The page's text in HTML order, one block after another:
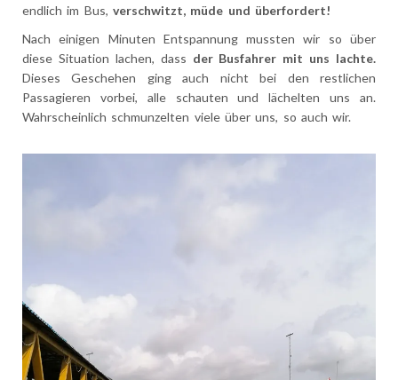
endlich im Bus, verschwitzt, müde und überfordert!
Nach einigen Minuten Entspannung mussten wir so über
diese Situation lachen, dass der Busfahrer mit uns lachte.
Dieses Geschehen ging auch nicht bei den restlichen
Passagieren vorbei, alle schauten und lächelten uns an.
Wahrscheinlich schmunzelten viele über uns, so auch wir.